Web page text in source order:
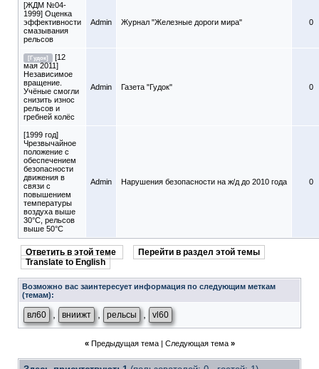
[ЖДМ №04-
1999] Оценка
эффективности
смазывания
рельсов
Admin Журнал "Железные дороги мира" 0
[Гудок]
[12
мая 2011]
Независимое
вращение.
Учёные смогли
снизить износ
рельсов и
гребней колёс
Admin Газета "Гудок" 0
[1999 год]
Чрезвычайное
положение с
обеспечением
безопасности
движения в
связи с
повышением
температуры
воздуха выше
30°С, рельсов
выше 50°С
Admin Нарушения безопасности на ж/д до 2010 года 0
Ответить в этой теме
Перейти в раздел этой темы
Translate to English
Возможно вас заинтересует информация по следующим меткам
(темам):
вл60 вниижт рельсы vl60
« Предыдущая тема| Следующая тема »